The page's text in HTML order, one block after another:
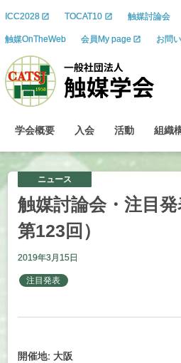
ICC2028 TOCAT10 触媒討論会
触媒OnTheWeb 会員My page お問
学会概要 入会 活動 組織
ニュース
触媒討論会・ 注目発
第123 回）
2019年3月15日
注目発表
開催地: 大阪